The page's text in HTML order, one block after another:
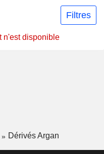
Filtres
n'est disponible
Dérivés Argan